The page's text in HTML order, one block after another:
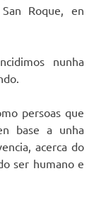
Roque, en
nunha
persoas que
base a unha
acerca do
ser humano e